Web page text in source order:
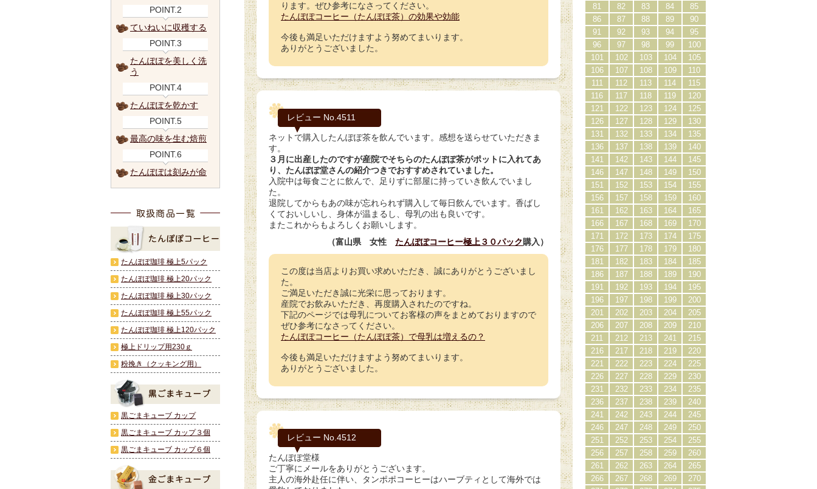
ります。ぜひ参考になさってください。
たんぽぽコーヒー（たんぽぽ茶）の効果や効能
今後も満足いただけますよう努めてまいります。
ありがとうございました。
レビュー No.4511
ネットで購入したんぽぽ茶を飲んでいます。感想を送らせていただきま
す。
３月に出産したのですが産院でそちらのたんぽぽ茶がポットに入れてあ
り、たんぽぽ堂さんの紹介つきでおすすめされていました。
入院中は毎食ごとに飲んで、足りずに部屋に持っていき飲んでいまし
た。
退院してからもあの味が忘れられず購入して毎日飲んでいます。香ばし
くておいしいし、身体が温まるし、母乳の出も良いです。
またこれからもよろしくお願いします。
（富山県 女性 たんぽぽコーヒー極上３０パック 購入）
この度は当店よりお買い求めいただき、誠にありがとうございまし
た。
ご満足いただき誠に光栄に思っております。
産院でお飲みいただき、再度購入されたのですね。
下記のページでは母乳についてお客様の声をまとめておりますので
ぜひ参考になさってください。
たんぽぽコーヒー（たんぽぽ茶）で母乳は増えるの？
今後も満足いただけますよう努めてまいります。
ありがとうございました。
レビュー No.4512
たんぽぽ堂様
ご丁寧にメールをありがとうございます。
主人の海外赴任に伴い、タンポポコーヒーはハーブティとして海外では
81
82 83 84
85
86
87 88 89
90
91
92 93 94
95
96
97 98 99
100
101
102 103 104
105
106
107 108 109
110
111
112 113 114
115
116
117 118 119
120
121
122 123 124
125
126
127 128 129
130
131
132 133 134
135
136
137 138 139
140
141
142 143 144
145
146
147 148 149
150
151
152 153 154
155
156
157 158 159
160
161
162 163 164
165
166
167 168 169
170
171
172 173 174
175
176
177 178 179
180
181
182 183 184
185
186
187 188 189
190
191
192 193 194
195
196
197 198 199
200
201
202 203 204
205
206
207 208 209
210
211
212 213 241
215
216
217 218 219
220
221
222 223 224
225
226
227 228 229
230
231
232 233 234
235
236
237 238 239
240
241
242 243 244
245
246
247 248 249
250
251
252 253 254
255
256
257 258 259
260
261
262 263 264
265
266
267 268 269
270
POINT.2
ていねいに収穫する
POINT.3
たんぽぽを美しく洗
う
POINT.4
たんぽぽを乾かす
POINT.5
最高の味を生む焙煎
POINT.6
たんぽぽは刻みが命
たんぽぽ珈琲 極上5パック
たんぽぽ珈琲 極上20パック
たんぽぽ珈琲 極上30パック
たんぽぽ珈琲 極上55パック
たんぽぽ珈琲 極上120パック
極上ドリップ用230ｇ
粉挽き（クッキング用）
黒ごまキューブ カップ
黒ごまキューブ カップ３個
黒ごまキューブ カップ６個